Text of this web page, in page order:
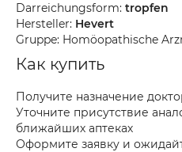
Darreichungsform: tropfen
Hersteller: Hevert
Gruppe: Homöopathische
Как купить
Получите назначение
Уточните присутствие
ближайших аптеках
Оформите заявку и